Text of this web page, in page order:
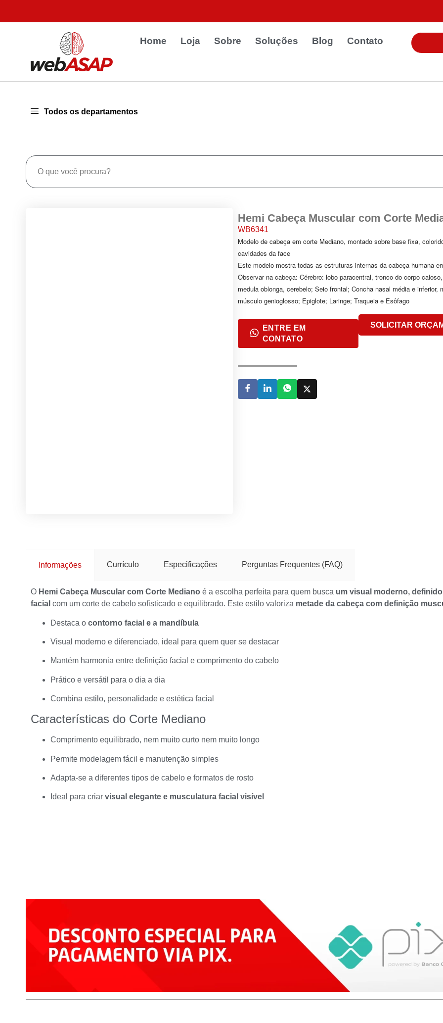
Home Loja Sobre Soluções Blog Contato
Todos os departamentos
Hemi Cabeça Muscular com Corte
WB6341
Modelo de cabeça em corte Mediano, montado sobre base fixa,
cavidades da face
Este modelo mostra todas as estruturas internas da cabeça humana
Observar na cabeça: Cérebro: lobo paracentral, tronco do corpo
medula oblonga, cerebelo; Seio frontal; Concha nasal média e
músculo genioglosso; Epiglote; Laringe; Traqueia e Esôfago
ENTRE EM
CONTATO
SOLICITAR
Informações Currículo Especificações Perguntas Frequentes (FAQ)
O Hemi Cabeça Muscular com Corte Mediano é a escolha perfeita para quem busca um visual moderno,
facial com um corte de cabelo sofisticado e equilibrado. Este estilo valoriza metade da cabeça com definição
Destaca o contorno facial e a mandíbula
Visual moderno e diferenciado, ideal para quem quer se destacar
Mantém harmonia entre definição facial e comprimento do cabelo
Prático e versátil para o dia a dia
Combina estilo, personalidade e estética facial
Características do Corte Mediano
Comprimento equilibrado, nem muito curto nem muito longo
Permite modelagem fácil e manutenção simples
Adapta-se a diferentes tipos de cabelo e formatos de rosto
Ideal para criar visual elegante e musculatura facial visível